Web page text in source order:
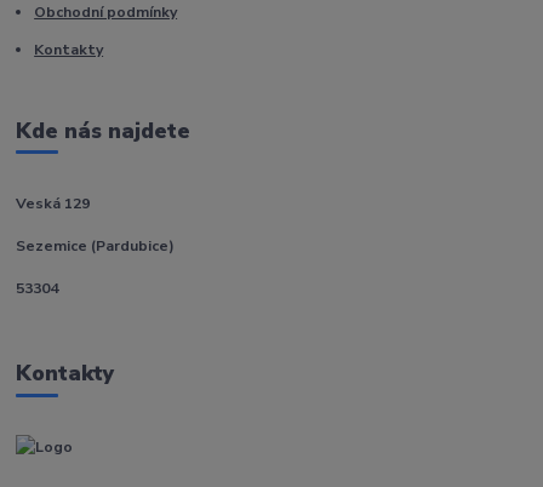
Obchodní podmínky
Kontakty
Kde nás najdete
Veská 129
Sezemice (Pardubice)
53304
Kontakty